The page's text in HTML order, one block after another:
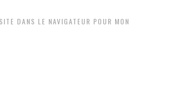
DANS LE NAVIGATEUR POUR MON